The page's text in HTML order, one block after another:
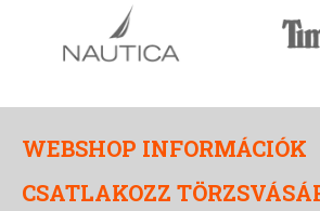
WEBSHOP INFORMÁCIÓK
CSATLAKOZZ